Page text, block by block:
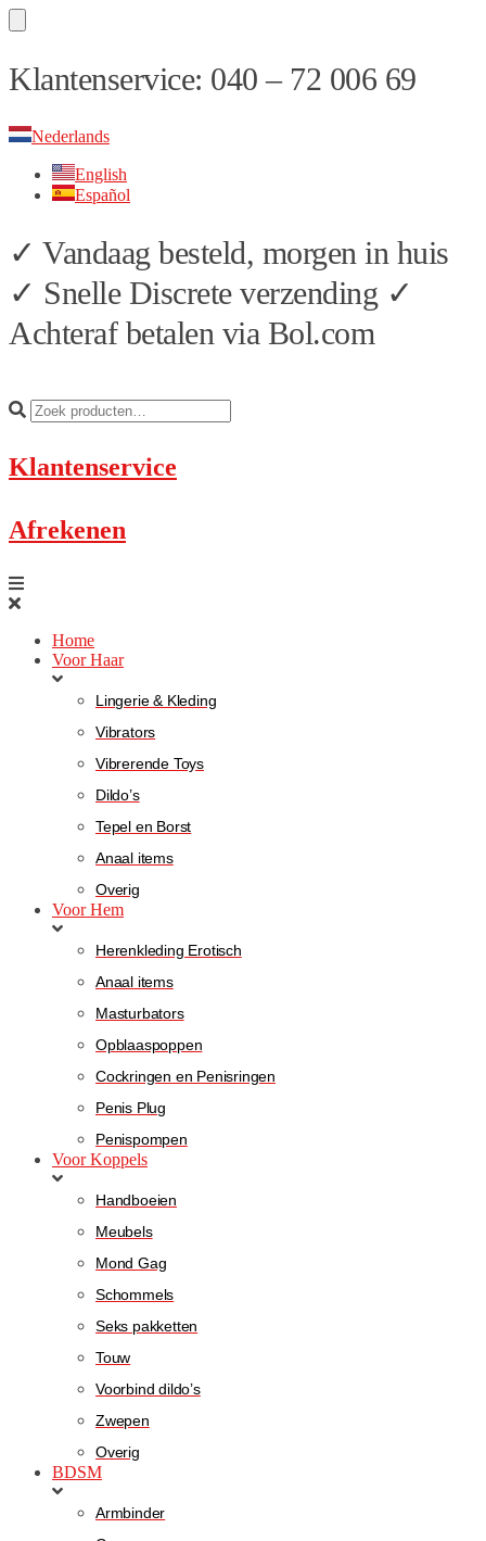
Skip
to
Skip
to
Klantenservice: 040 – 72 006 69
Nederlands
English
Español
✓ Vandaag besteld, morgen in huis
✓ Snelle Discrete verzending ✓
Achteraf betalen via Bol.com
Klantenservice
Afrekenen
Home
Voor Haar
Lingerie & Kleding
Vibrators
Vibrerende Toys
Dildo’s
Tepel en Borst
Anaal items
Overig
Voor Hem
Herenkleding Erotisch
Anaal items
Masturbators
Opblaaspoppen
Cockringen en Penisringen
Penis Plug
Penispompen
Voor Koppels
Handboeien
Meubels
Mond Gag
Schommels
Seks pakketten
Touw
Voorbind dildo’s
Zwepen
Overig
BDSM
Armbinder